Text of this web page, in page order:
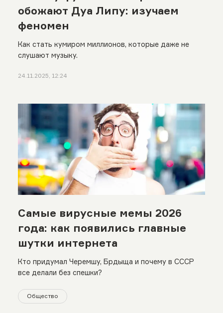
обожают Дуа Липу: изучаем
феномен
Как стать кумиром миллионов, которые даже не
слушают музыку.
24.11.2025, 12:24
Самые вирусные мемы 2026
года: как появились главные
шутки интернета
Кто придумал Черемшу, Брдыща и почему в СССР
все делали без спешки?
Общество